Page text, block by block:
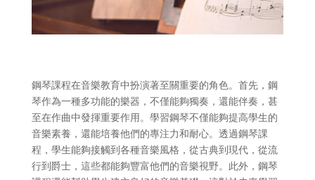
鋼琴課程在音樂教育中扮演著至關重要的角色。首先，鋼
琴作為一種多功能的樂器，不僅能夠獨奏，還能伴奏，甚
至在作曲中發揮重要作用。學習鋼琴不僅能夠提高學生的
音樂素養，還能培養他們的專注力和耐心。透過鋼琴課
程，學生能夠接觸到各種音樂風格，從古典到現代，從流
行到爵士，這些都能夠豐富他們的音樂視野。此外，鋼琴